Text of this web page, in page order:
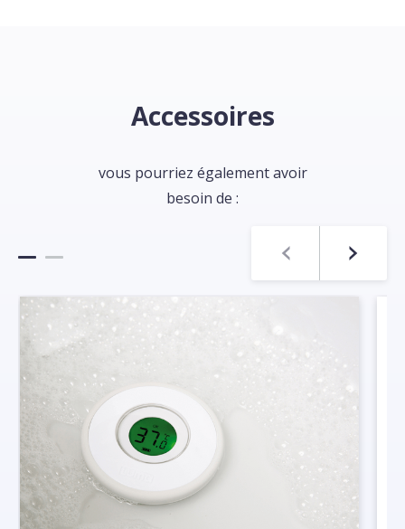
Accessoires
vous pourriez également avoir
besoin de :